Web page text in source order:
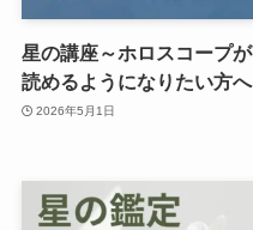
星の講座～ホロスコープが
読めるようになりたい方へ
2026年5月1日